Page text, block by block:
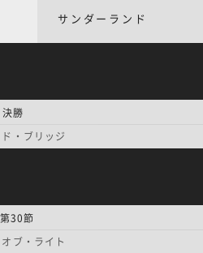
サンダーランド
勝
・ブリッジ
30節
ブ・ライト